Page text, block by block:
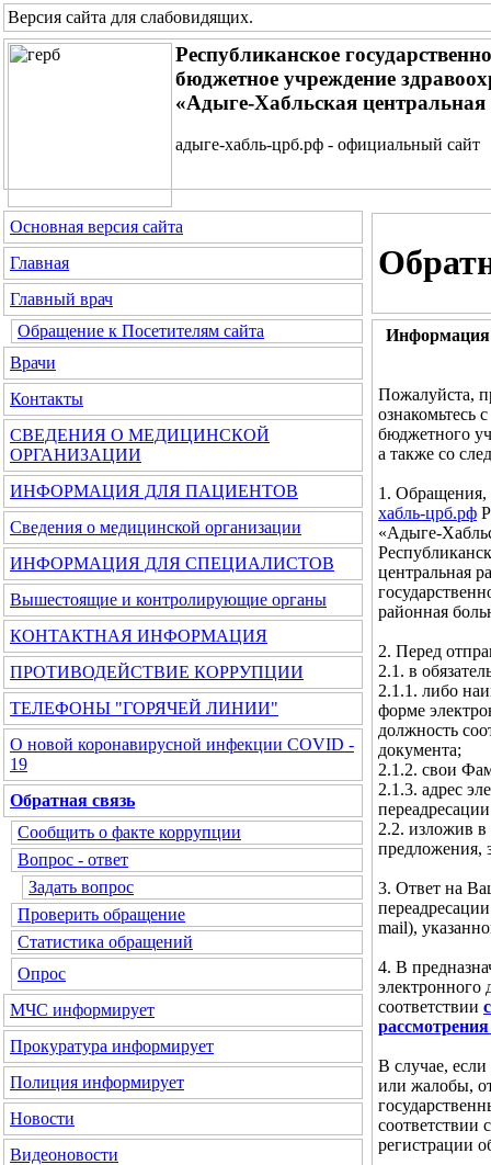
Версия сайта для слабовидящих.
Республиканское
бюджетное учреждение
«Адыге-Хабльская
адыге-хабль-црб.рф - официальный сайт
Основная версия сайта
Главная
Главный врач
Обращение к Посетителям сайта
Врачи
Контакты
СВЕДЕНИЯ О МЕДИЦИНСКОЙ
ОРГАНИЗАЦИИ
ИНФОРМАЦИЯ ДЛЯ ПАЦИЕНТОВ
Сведения о медицинской организации
ИНФОРМАЦИЯ ДЛЯ СПЕЦИАЛИСТОВ
Вышестоящие и контролирующие органы
КОНТАКТНАЯ ИНФОРМАЦИЯ
ПРОТИВОДЕЙСТВИЕ КОРРУПЦИИ
ТЕЛЕФОНЫ "ГОРЯЧЕЙ ЛИНИИ"
О новой коронавирусной инфекции COVID -
19
Обратная связь
Сообщить о факте коррупции
Вопрос - ответ
Задать вопрос
Проверить обращение
Статистика обращений
Опрос
МЧС информирует
Прокуратура информирует
Полиция информирует
Новости
Видеоновости
Информация
Пожалуйста,
ознакомьтесь
бюджетного
а также со
1. Обращения,
хабль-црб.рф
«Адыге-
центральная
районная
2. Перед
2.1. в
2.1.1. либо
форме
должность
документа;
2.1.2. свои
2.1.3. адрес
2.2. изложив в
предложения,
3. Ответ на
mail),
4. В
электронного
соответствии
В случае,
или жалобы,
соответствии
регистрации